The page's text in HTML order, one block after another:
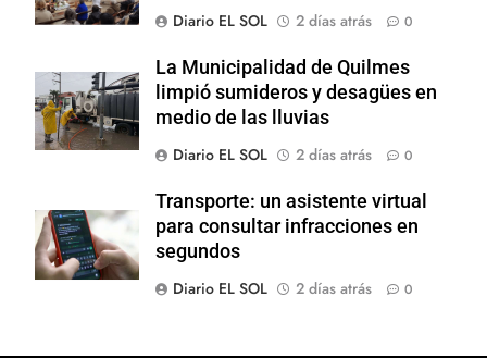
Diario EL SOL
2 días atrás 0
La Municipalidad de Quilmes
limpió sumideros y desagües en
medio de las lluvias
Diario EL SOL
2 días atrás 0
Transporte: un asistente virtual
para consultar infracciones en
segundos
Diario EL SOL
2 días atrás 0